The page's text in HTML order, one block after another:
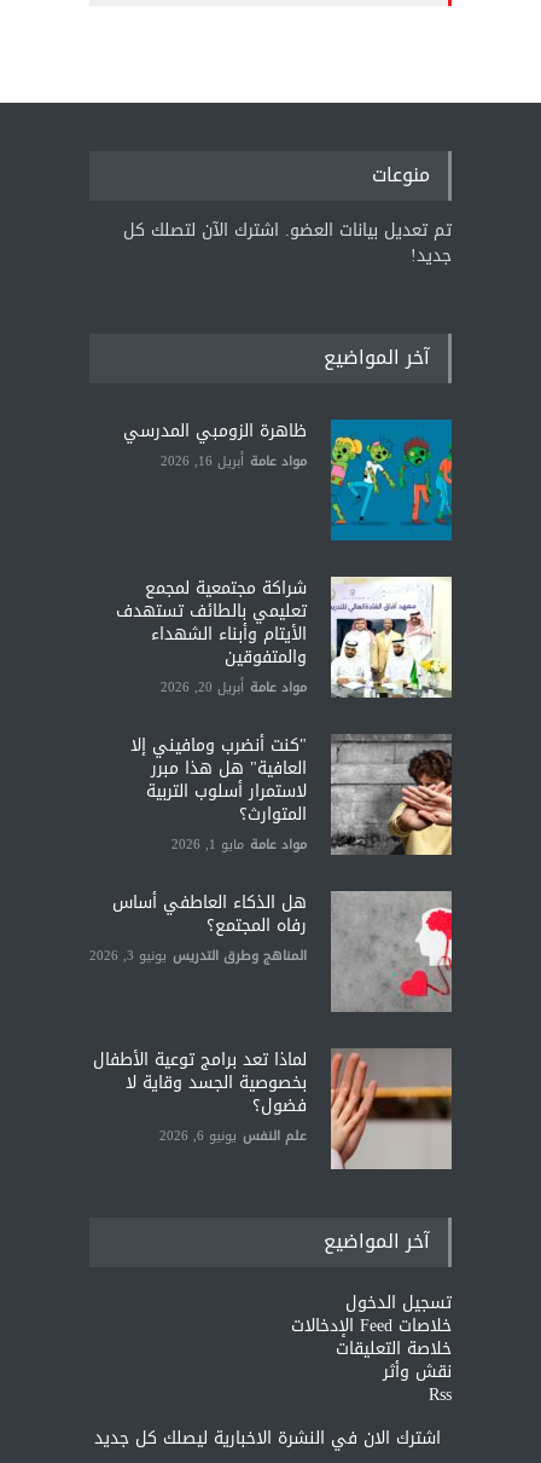
منوعات
تم تعديل بيانات العضو. اشترك الآن لتصلك كل
جديد!
آخر المواضيع
ظاهرة الزومبي المدرسي
مواد عامة أبريل 16, 2026
شراكة مجتمعية لمجمع
تعليمي بالطائف تستهدف
الأيتام وأبناء الشهداء
والمتفوقين
مواد عامة أبريل 20, 2026
"كنت أنضرب ومافيني إلا
العافية" هل هذا مبرر
لاستمرار أسلوب التربية
المتوارث؟
مواد عامة مايو 1, 2026
هل الذكاء العاطفي أساس
رفاه المجتمع؟
المناهج وطرق التدريس يونيو 3, 2026
لماذا تعد برامج توعية الأطفال
بخصوصية الجسد وقاية لا
فضول؟
علم النفس يونيو 6, 2026
آخر المواضيع
تسجيل الدخول
خلاصات Feed الإدخالات
خلاصة التعليقات
نقش وأثر
Rss
اشترك الان في النشرة الاخبارية ليصلك كل جديد